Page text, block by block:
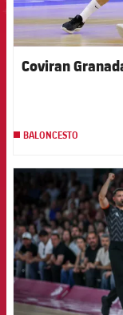
Coviran
BALONCESTO